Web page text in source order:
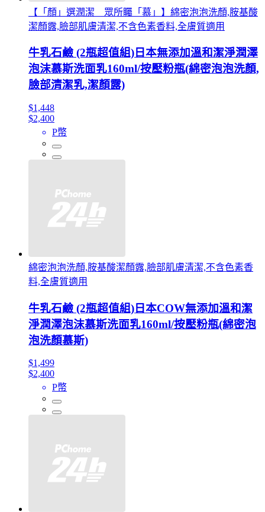
【「顏」選潤潔 眾所矚「慕」】綿密泡泡洗顏,胺基酸
潔顏露,臉部肌膚清潔,不含色素香料,全膚質適用
牛乳石鹼 (2瓶超值組)日本無添加溫和潔淨潤澤
泡沫慕斯洗面乳160ml/按壓粉瓶(綿密泡泡洗顏,
臉部清潔乳,潔顏露)
$1,448
$2,400
P幣
綿密泡泡洗顏,胺基酸潔顏露,臉部肌膚清潔,不含色素香
料,全膚質適用
牛乳石鹼 (2瓶超值組)日本COW無添加溫和潔
淨潤澤泡沫慕斯洗面乳160ml/按壓粉瓶(綿密泡
泡洗顏慕斯)
$1,499
$2,400
P幣